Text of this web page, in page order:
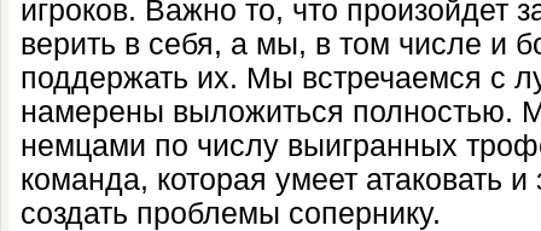
игроков. Важно то, что произойдет
верить в себя, а мы, в том числе и
поддержать их. Мы встречаемся с
намерены выложиться полностью.
немцами по числу выигранных
команда, которая умеет атаковать
создать проблемы сопернику.